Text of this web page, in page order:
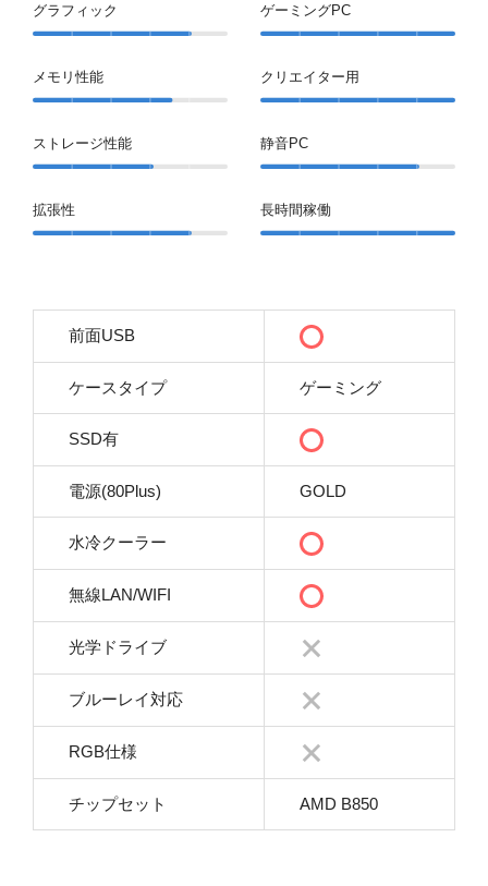
グラフィック
メモリ性能
ストレージ性能
拡張性
ゲーミングPC
クリエイター用
静音PC
長時間稼働
前面USB
ケースタイプ ゲーミング
SSD有
電源(80Plus) GOLD
水冷クーラー
無線LAN/WIFI
光学ドライブ
ブルーレイ対応
RGB仕様
チップセット AMD B850